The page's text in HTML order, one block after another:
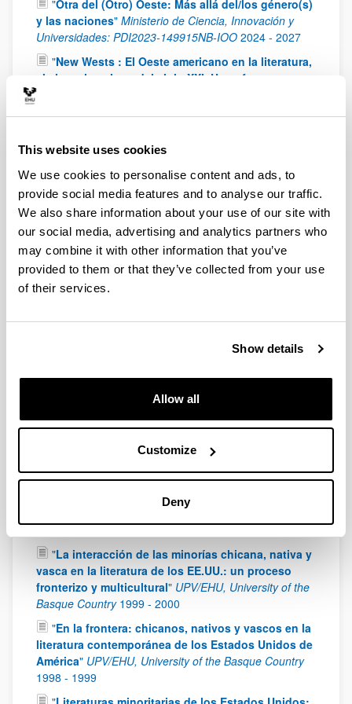
This website uses cookies
We use cookies to personalise content and ads, to
provide social media features and to analyse our traffic.
We also share information about your use of our site with
our social media, advertising and analytics partners who
may combine it with other information that you’ve
provided to them or that they’ve collected from your use
of their services.
Show details
Allow all
Customize
Deny
"Otra del (Otro) Oeste: Más allá del/los género(s)
y las naciones" Ministerio de Ciencia, Innovación y
Universidades: PDI2023-149915NB-IOO 2024 - 2027
"New Wests : El Oeste americano en la literatura,
el cine y la cultura del siglo XXI. Un enfoque
transnacional y transdisciplinar
"The New American West: Literature, Cinema and
Artistic Transfers in a Transborder and Multicultural
Fundamental Non-Specific Research Project
(Ministry of Economy and Competitiveness):FFI2014-
52738-P. 2015-2017
La literatura del oeste de los de los EE.UU. en el
siglo XXI: ¿un territorio sin fronteras?"Fundamental
Non-Specific Research Project (Ministry of Economy
and Competitiveness): FFI2011-23598.
Non-guided fundamental research project (Ministry
2011
Espacio, identidad y mito en la narrativa
contemporánea del Oeste norteamericano"
"La representación del Oeste en la narrativa
contemporánea de los Estados Unidos (1980-2000)
UPV/EHU, University of the Basque Country
2003
"La interacción de las minorías chicana, nativa y
vasca en la literatura de los EE.UU.: un proceso
fronterizo y multicultural" UPV/EHU, University of the
Basque Country 1999 - 2000
"En la frontera: chicanos, nativos y vascos en la
literatura contemporánea de los Estados Unidos de
América" UPV/EHU, University of the Basque Country
1998 - 1999